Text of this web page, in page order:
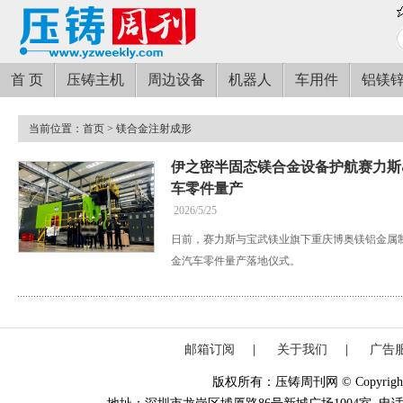
首 页 压铸主机 周边设备 机器人 车用件 铝镁
当前位置： 首页 > 镁合金注射成形
伊之密半固态镁合金设备护航赛力
车零件量产
2026/5/25
日前，赛力斯与宝武镁业旗下重庆博奥镁铝金
金汽车零件量产落地仪式。
邮箱订阅 关于我们 广告
版权所有：压铸周刊网 ©